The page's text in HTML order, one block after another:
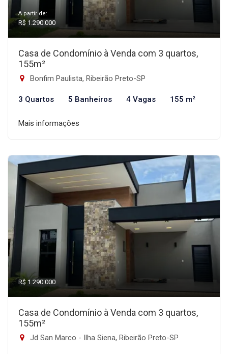
A partir de:
R$ 1.290.000
Casa de Condomínio à Venda com 3 quartos,
155m²
Bonfim Paulista, Ribeirão Preto-SP
3 Quartos 5 Banheiros 4 Vagas 155 m²
Mais informações
R$ 1.290.000
Casa de Condomínio à Venda com 3 quartos,
155m²
Jd San Marco - Ilha Siena, Ribeirão Preto-SP